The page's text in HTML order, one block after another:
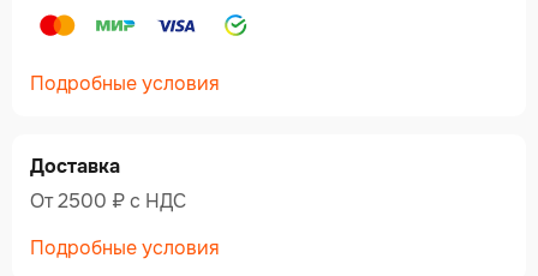
Подробные условия
Доставка
От 2500 ₽ c НДС
Подробные условия